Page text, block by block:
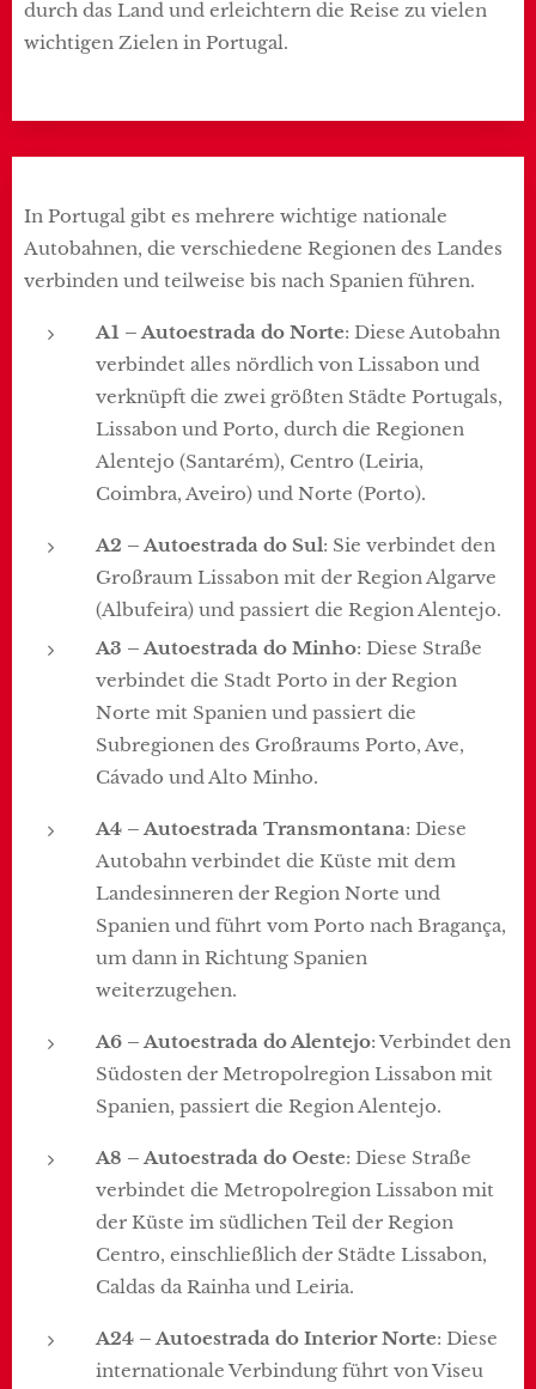
durch das Land und erleichtern die Reise zu vielen
wichtigen Zielen in Portugal.
In Portugal gibt es mehrere wichtige nationale
Autobahnen, die verschiedene Regionen des Landes
verbinden und teilweise bis nach Spanien führen.
A1 – Autoestrada do Norte: Diese Autobahn
verbindet alles nördlich von Lissabon und
verknüpft die zwei größten Städte Portugals,
Lissabon und Porto, durch die Regionen
Alentejo (Santarém), Centro (Leiria,
Coimbra, Aveiro) und Norte (Porto).
A2 – Autoestrada do Sul: Sie verbindet den
Großraum Lissabon mit der Region Algarve
(Albufeira) und passiert die Region Alentejo.
A3 – Autoestrada do Minho: Diese Straße
verbindet die Stadt Porto in der Region
Norte mit Spanien und passiert die
Subregionen des Großraums Porto, Ave,
Cávado und Alto Minho.
A4 – Autoestrada Transmontana: Diese
Autobahn verbindet die Küste mit dem
Landesinneren der Region Norte und
Spanien und führt vom Porto nach Bragança,
um dann in Richtung Spanien
weiterzugehen.
A6 – Autoestrada do Alentejo: Verbindet den
Südosten der Metropolregion Lissabon mit
Spanien, passiert die Region Alentejo.
A8 – Autoestrada do Oeste: Diese Straße
verbindet die Metropolregion Lissabon mit
der Küste im südlichen Teil der Region
Centro, einschließlich der Städte Lissabon,
Caldas da Rainha und Leiria.
A24 – Autoestrada do Interior Norte: Diese
internationale Verbindung führt von Viseu